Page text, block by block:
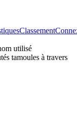
Classement
utilisé
tamoules à travers